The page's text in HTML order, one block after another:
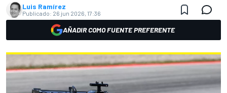
Luis Ramírez
Publicado: 26 jun 2026, 17:36
AÑADIR COMO FUENTE PREFERENTE